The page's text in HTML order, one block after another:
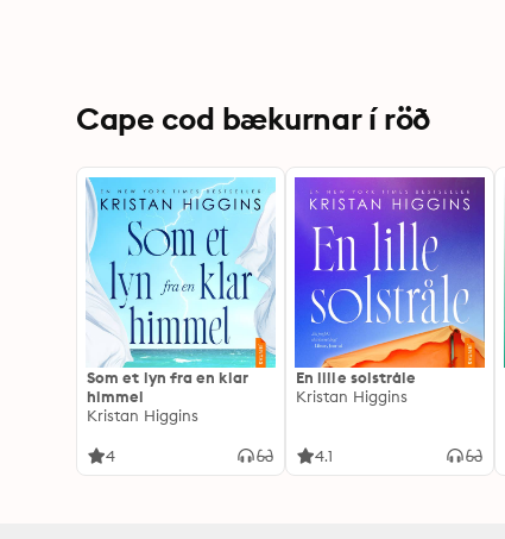
Cape cod bækurnar í röð
Som et lyn fra en klar
himmel
Kristan Higgins
4
En lille solstråle
Kristan Higgins
4.1